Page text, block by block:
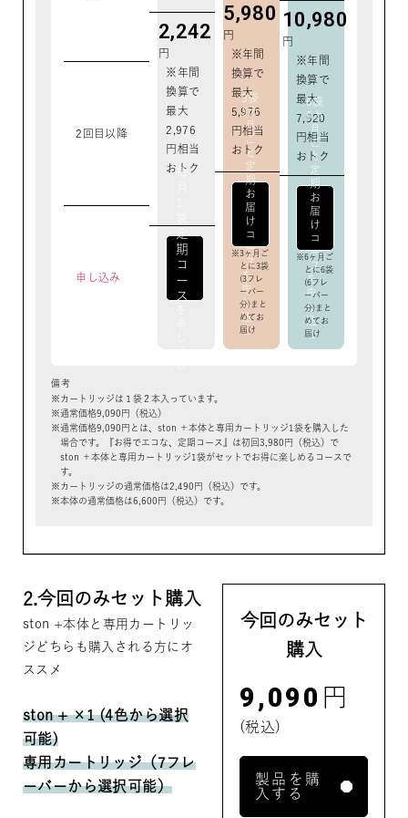
2回目以降
申し込み
2,242
円
※年間
換算で
最大
2,976
円相当
おトク
毎
定
期
コ
ー
ス
5,980
円
※年間
換算で
最大
5,976
円相当
おトク
3袋
3カ
月
ご
と
定
期
お
届
け
コ
ー
ス
を
申
し
込
む
3ヶ月ご
とに3袋
(3フレ
ーバー
分)まと
めてお
届け
10,980
円
※年間
換算で
最大
7,920
円相当
おトク
6袋
6カ
月
ご
と
定
期
お
届
け
コ
ー
ス
を
申
し
込
む
6ヶ月ご
とに6袋
(6フレ
ーバー
分)まと
めてお
届け
備考
カートリッジは１袋２本入っています。
通常価格9,090円（税込）
通常価格9,090円とは、ston ＋本体と専用カートリッジ1袋を購入した
場合です。『お得でエコな、定期コース』は初回3,980円（税込）で
ston ＋本体と専用カートリッジ1袋がセットでお得に楽しめるコースで
す。
カートリッジの通常価格は2,490円（税込）です。
本体の通常価格は6,600円（税込）です。
2.今回のみセット購入
ston +本体と専用カートリッ
ジどちらも購入される方にオ
ススメ
ston + ×1 (4色から選択
可能)
専用カートリッジ（7フレ
ーバーから選択可能）
今回のみセット
購入
9,090 円
(税込)
製品を購
入する